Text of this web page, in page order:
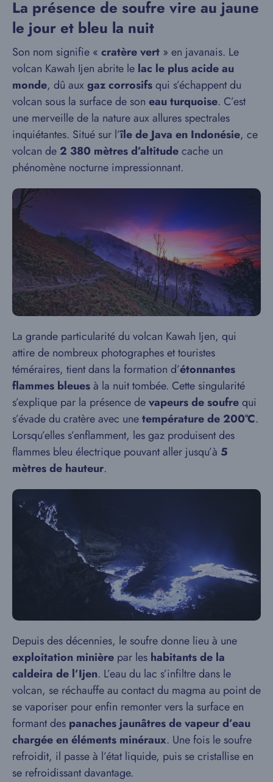
La présence de soufre vire au jaune
le jour et bleu la nuit
Son nom signifie « cratère vert » en javanais. Le
volcan Kawah Ijen abrite le lac le plus acide au
monde, dû auxgaz corrosifsqui s’échappent du
volcan sous la surface de son eau turquoise. C’est
une merveille de la nature aux allures spectrales
inquiétantes. Situé sur l’île de Java en Indonésie, ce
volcan de 2 380 mètres d’altitudecache un
phénomène nocturne impressionnant.
La grande particularité du volcan Kawah Ijen, qui
attire de nombreux photographes et touristes
téméraires, tient dans la formation d’étonnantes
flammes bleuesà la nuit tombée. Cette singularité
s’explique par la présence devapeurs de soufrequi
s’évade du cratère avec unetempérature de 200°C.
Lorsqu’elles s’enflamment, les gaz produisent des
flammes bleu électrique pouvant aller jusqu’à 5
mètres de hauteur.
Depuis des décennies, le soufre donne lieu à une
exploitation minière par les habitants de la
caldeira de l’Ijen. L’eau du lac s’infiltre dans le
volcan, se réchauffe au contact du magma au point de
se vaporiser pour enfin remonter vers la surface en
formant des panaches jaunâtres de vapeur d’eau
chargée en éléments minéraux. Une fois le soufre
refroidit, il passe à l’état liquide, puis se cristallise en
se refroidissant davantage.